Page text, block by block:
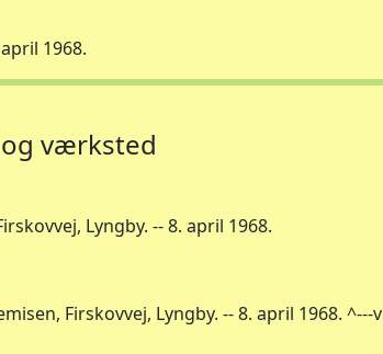
1968.
værksted
Lyngby. -- 8. april 1968.
Firskovvej, Lyngby. -- 8. april 1968. ^---v